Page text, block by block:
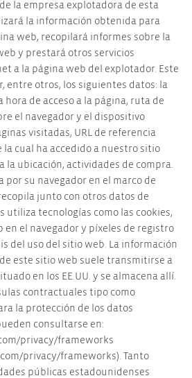
la empresa explotadora de esta
la información obtenida para
web, recopilará informes sobre la
y prestará otros servicios
a la página web del explotador. Este
entre otros, los siguientes datos: la
hora de acceso a la página, ruta de
el navegador y el dispositivo
visitadas, URL de referencia
la cual ha accedido a nuestro sitio
la ubicación, actividades de compra.
por su navegador en el marco de
junto con otros datos de
utiliza tecnologías como las cookies,
en el navegador y píxeles de registro
del uso del sitio web. La información
este sitio web suele transmitirse a
en los EE.UU. y se almacena allí.
contractuales tipo como
la protección de los datos
consultarse en:
privacy/frameworks
privacy/frameworks). Tanto
públicas estadounidenses